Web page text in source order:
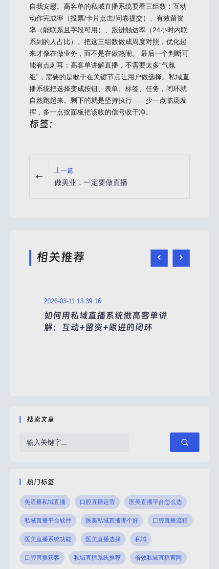
自我安慰。高客单的私域直播系统要看三组数：互动
动作完成率（投票/卡片点击/问卷提交）、有效留资
率（能联系且字段可用）、跟进触达率（24小时内联
系到的人占比）。把这三组数做成周度对照，优化起
来才像在做业务，而不是在做热闹。 最后一个判断可
能有点刺耳：高客单讲解直播，不需要太多“气氛
组”，需要的是敢于在关键节点让用户做选择。私域直
播系统把选择变成按钮、表单、标签、任务，闭环就
自然跑起来。剩下的就是坚持执行——少一点临场发
挥，多一点按面板把该收的信号收干净。
标签：
上一篇
做美业，一定要做直播
相关推荐
2026-03-11 13:39:16
如何用私域直播系统做高客单讲
解：互动+留资+跟进的闭环
搜索文章
热门标签
免流量私域直播 口腔直播运营 医美直播平台怎么选
私域直播平台软件 医美私域直播哪个好 口腔直播流程
医美直播系统功能 医美直播选择 私域
口腔直播获客 私域直播系统推荐 倍效私域直播官网